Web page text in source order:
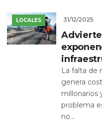
LOCALES 31/12/2025
La falta de
genera
millonarios
problema
no...